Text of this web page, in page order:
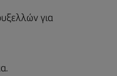
για